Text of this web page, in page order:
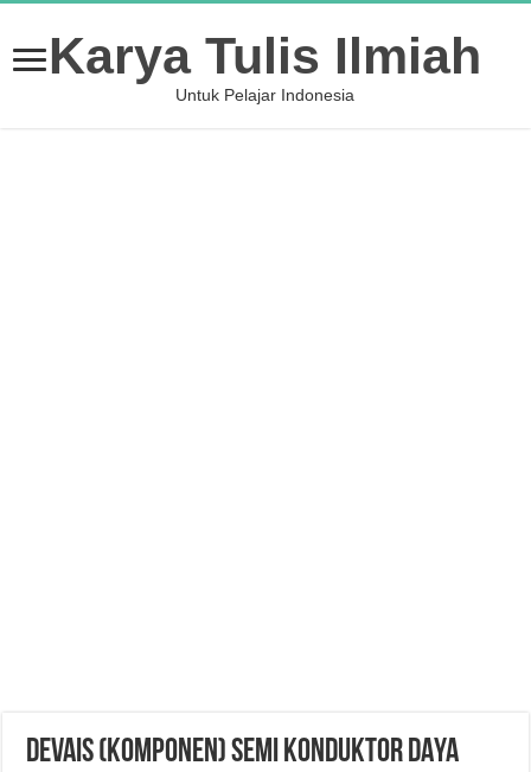
Karya Tulis Ilmiah
Untuk Pelajar Indonesia
DEVAIS (KOMPONEN) SEMI KONDUKTOR DAYA